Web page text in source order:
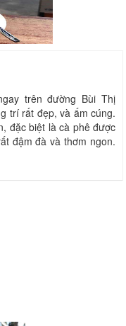
trên đường Bùi Thị
trí rất đẹp, và ấm cúng.
đặc biệt là cà phê được
đậm đà và thơm ngon.